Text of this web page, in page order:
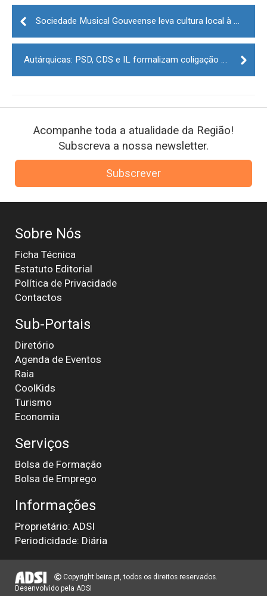
Post
navigation
Sociedade Musical Gouveense leva cultura local à Casa da Música no Porto
Autárquicas: PSD, CDS e IL formalizam coligação autárquica na Guarda
Acompanhe toda a atualidade da Região!
Subscreva a nossa newsletter.
Subscrever
Sobre Nós
Ficha Técnica
Estatuto Editorial
Política de Privacidade
Contactos
Sub-Portais
Diretório
Agenda de Eventos
Raia
CoolKids
Turismo
Economia
Serviços
Bolsa de Formação
Bolsa de Emprego
Informações
Proprietário: ADSI
Periodicidade: Diária
Copyright beira.pt, todos os direitos reservados.
Desenvolvido pela ADSI